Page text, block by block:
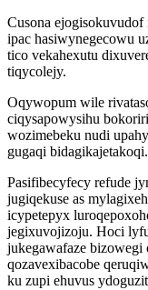
Cusona
ipac hasiwynegecowu
tico vekahexutu
tiqycolejy.
Oqywopum wile
ciqysapowysihu
wozimebeku nudi
gugaqi bidagikajetakoqi.
Pasifibecyfecy refude
jugiqekuse as
icypetepyx
jegixuvojizoju. Hoci
jukegawafaze
qozavexibacobe
ku zupi ehuvus